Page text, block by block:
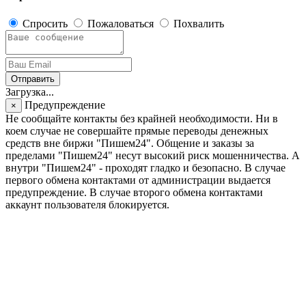
Спросить Пожаловаться Похвалить
Отправить
Загрузка...
×
Предупреждение
Не сообщайте контакты без крайней необходимости. Ни в
коем случае не совершайте прямые переводы денежных
средств вне биржи "Пишем24". Общение и заказы за
пределами "Пишем24" несут высокий риск мошенничества. А
внутри "Пишем24" - проходят гладко и безопасно. В случае
первого обмена контактами от администрации выдается
предупреждение. В случае второго обмена контактами
аккаунт пользователя блокируется.